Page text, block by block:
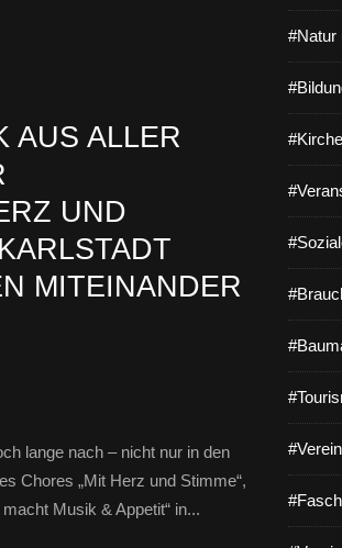
AUS ALLER
UND
MITEINANDER
lange nach – nicht nur in den
Chores „Mit Herz und Stimme“,
Musik & Appetit“ in...
#Natur